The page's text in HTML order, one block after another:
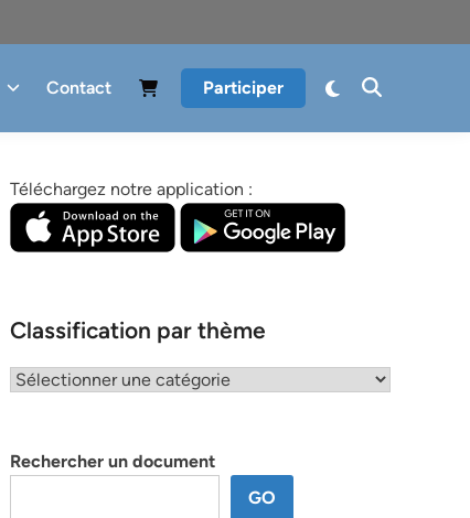
Contact Participer
Téléchargez notre application :
Classification par thème
Classification
Rechercher un document
GO